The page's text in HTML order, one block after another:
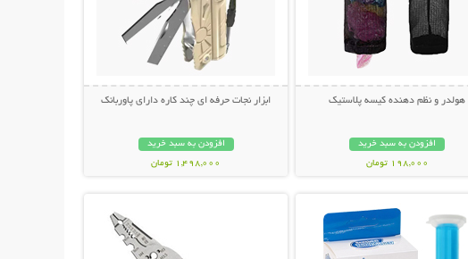
هولدر و نظم دهنده کیسه پلاستیک
افزودن به سبد خرید
198,000 تومان
ابزار نجات حرفه ای چند کاره دارای پاوربانک
افزودن به سبد خرید
1,498,000 تومان